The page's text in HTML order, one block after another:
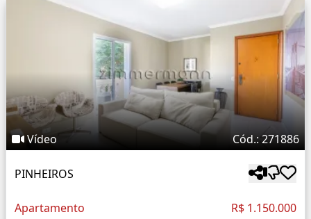
Vídeo Cód.: 271886
PINHEIROS
Apartamento R$ 1.150.000